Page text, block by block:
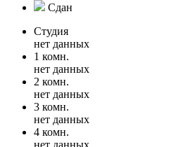
Сдан
Студия
нет данных
1 комн.
нет данных
2 комн.
нет данных
3 комн.
нет данных
4 комн.
нет данных